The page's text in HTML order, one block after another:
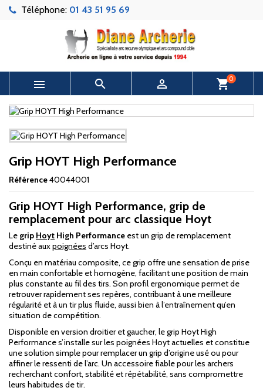
Téléphone: 01 43 51 95 69
   shopping_cart0
Grip HOYT High Performance
Référence40044001
Grip HOYT High Performance, grip de
remplacement pour arc classique Hoyt
Le grip Hoyt High Performance est un grip de remplacement
destiné auxpoignées d’arcs Hoyt.
Conçu en matériau composite, ce grip offre une sensation de prise
en main confortable et homogène, facilitant une position de main
plus constante au fil des tirs. Son profil ergonomique permet de
retrouver rapidement ses repères, contribuant à une meilleure
régularité et à un tir plus fluide, aussi bien à l’entraînement qu’en
situation de compétition.
Disponible en version droitier et gaucher, le grip Hoyt High
Performance s’installe sur les poignées Hoyt actuelles et constitue
une solution simple pour remplacer un grip d’origine usé ou pour
affiner le ressenti de l’arc. Un accessoire fiable pour les archers
recherchant confort, stabilité et répétabilité, sans compromettre
leurs habitudes de tir.